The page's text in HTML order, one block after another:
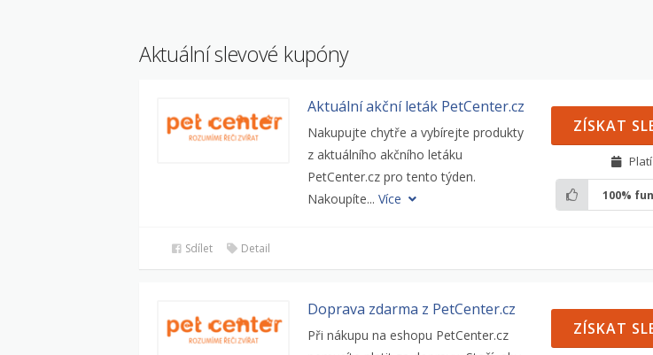
Aktuální slevové kupóny
Aktuální akční leták PetCenter.cz
Nakupujte chytře a vybírejte produkty
z aktuálního akčního letáku
PetCenter.cz pro tento týden.
Nakoupíte... Více
ZÍSKAT
Platí
100%
Sdílet Detail
Doprava zdarma z PetCenter.cz
Při nákupu na eshopu PetCenter.cz
ZÍSKAT